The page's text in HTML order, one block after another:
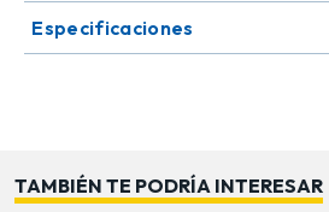
forma y color temporada tras
facilita colocarla en ramas y
oficinas y vitrinas comerciales.
transforma tu espacio en un
Especificaciones
TAMBIÉN TE PODRÍA INTERESAR